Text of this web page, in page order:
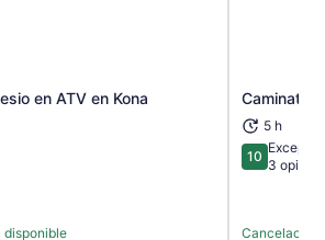
en ATV en Kona
disponible
Se abrirá en una nueva pestaña
Caminata
5 h
1010 de 10
3
Cancelación